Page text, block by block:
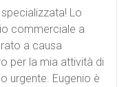
Lo
commerciale a
a causa
per la mia attività di
urgente. Eugenio è